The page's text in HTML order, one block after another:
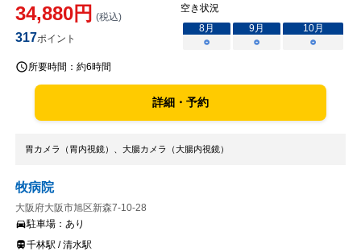
34,880円 (税込)
317ポイント
空き状況
8月 9月 10月
○
○ ○
所要時間： 約6時間
詳細・予約
胃カメラ（胃内視鏡）、大腸カメラ（大腸内視鏡）
牧病院
大阪府大阪市旭区新森7-10-28
駐車場： あり
千林駅 / 清水駅